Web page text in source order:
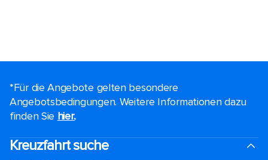
*Für die Angebote gelten besondere
Angebotsbedingungen. Weitere Informationen dazu
finden Sie hier..
Kreuzfahrt suche